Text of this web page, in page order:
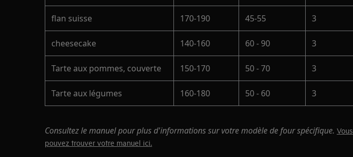
flan suisse 170-190 45-55 3
cheesecake 140-160 60 - 90 3
Tarte aux pommes, couverte 150-170 50 - 70 3
Tarte aux légumes 160-180 50 - 60 3
Consultez le manuel pour plus d'informations sur votre modèle de four spécifique. Vous
pouvez trouver votre manuel ici.